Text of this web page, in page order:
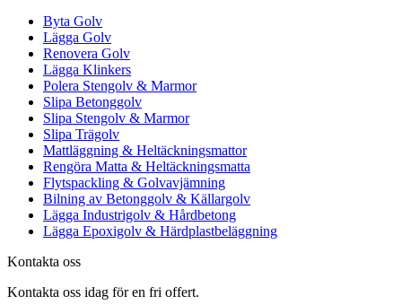
Byta Golv
Lägga Golv
Renovera Golv
Lägga Klinkers
Polera Stengolv & Marmor
Slipa Betonggolv
Slipa Stengolv & Marmor
Slipa Trägolv
Mattläggning & Heltäckningsmattor
Rengöra Matta & Heltäckningsmatta
Flytspackling & Golvavjämning
Bilning av Betonggolv & Källargolv
Lägga Industrigolv & Hårdbetong
Lägga Epoxigolv & Härdplastbeläggning
Kontakta oss
Kontakta oss idag för en fri offert.